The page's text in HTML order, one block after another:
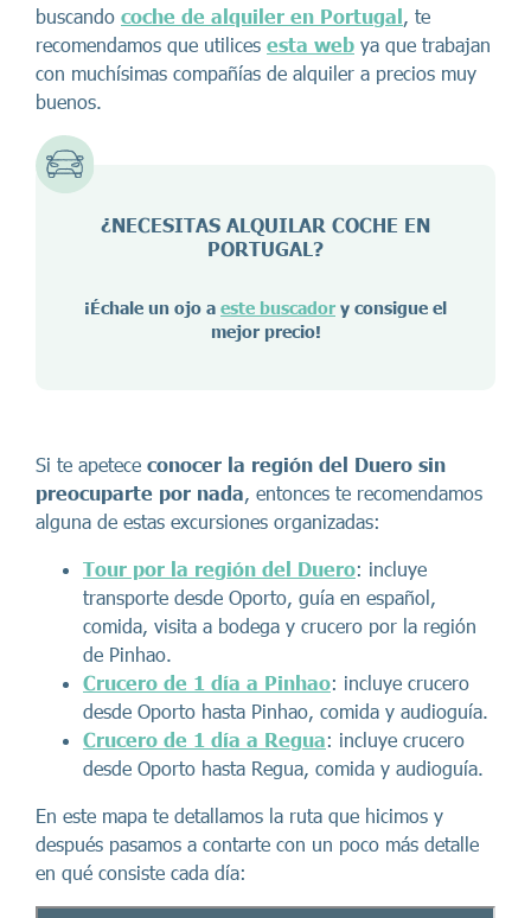
buscando coche de alquiler en Portugal, te
recomendamos que utilices esta web ya que trabajan
con muchísimas compañías de alquiler a precios muy
buenos.
¿NECESITAS ALQUILAR COCHE EN
PORTUGAL ?
¡Échale un ojo a este buscador y consigue el
mejor precio!
Si te apetece conocer la región del Duero sin
preocuparte por nada, entonces te recomendamos
alguna de estas excursiones organizadas:
Tour por la región del Duero: incluye
transporte desde Oporto, guía en español,
comida, visita a bodega y crucero por la región
de Pinhao.
Crucero de 1 día a Pinhao: incluye crucero
desde Oporto hasta Pinhao, comida y audioguía.
Crucero de 1 día a Regua: incluye crucero
desde Oporto hasta Regua, comida y audioguía.
En este mapa te detallamos la ruta que hicimos y
después pasamos a contarte con un poco más detalle
en qué consiste cada día: